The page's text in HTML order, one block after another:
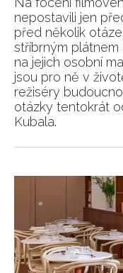
nepostavili jen
před několik
stříbrným
na jejich osobní
jsou pro ně v
režiséry
otázky tentokrát
Kubala.